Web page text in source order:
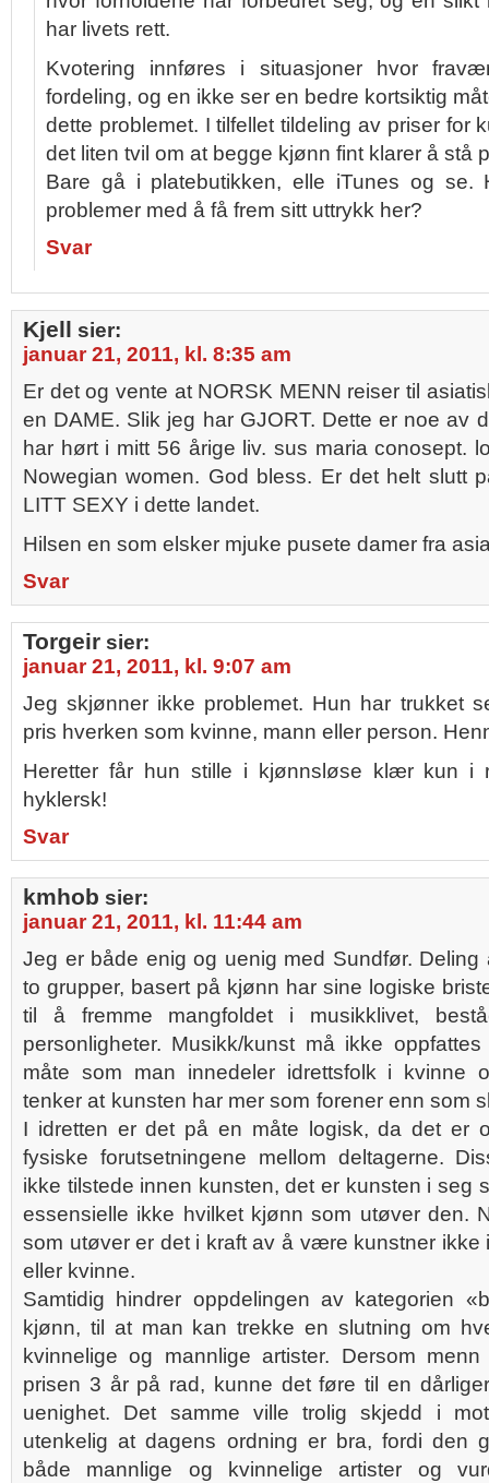
har livets rett.
Kvotering innføres i situasjoner hvor
fordeling, og en ikke ser en bedre kortsiktig
dette problemet. I tilfellet tildeling av priser for
det liten tvil om at begge kjønn fint klarer å stå
Bare gå i platebutikken, elle iTunes og se.
problemer med å få frem sitt uttrykk her?
Svar
Kjell sier:
januar 21, 2011, kl. 8:35 am
Er det og vente at NORSK MENN reiser til
en DAME. Slik jeg har GJORT. Dette er noe av
har hørt i mitt 56 årige liv. sus maria conosept.
Nowegian women. God bless. Er det helt slutt
LITT SEXY i dette landet.
Hilsen en som elsker mjuke pusete damer fra
Svar
Torgeir sier:
januar 21, 2011, kl. 9:07 am
Jeg skjønner ikke problemet. Hun har trukket
pris hverken som kvinne, mann eller person.
Heretter får hun stille i kjønnsløse klær kun
hyklersk!
Svar
kmhob sier:
januar 21, 2011, kl. 11:44 am
Jeg er både enig og uenig med Sundfør. Deling
to grupper, basert på kjønn har sine logiske
til å fremme mangfoldet i musikklivet,
personligheter. Musikk/kunst må ikke
måte som man innedeler idrettsfolk i kvinne
tenker at kunsten har mer som forener enn som
I idretten er det på en måte logisk, da det er
fysiske forutsetningene mellom deltagerne.
ikke tilstede innen kunsten, det er kunsten i seg
essensielle ikke hvilket kjønn som utøver den.
som utøver er det i kraft av å være kunstner
eller kvinne.
Samtidig hindrer oppdelingen av kategorien
kjønn, til at man kan trekke en slutning om
kvinnelige og mannlige artister. Dersom
prisen 3 år på rad, kunne det føre til en
uenighet. Det samme ville trolig skjedd i
utenkelig at dagens ordning er bra, fordi den
både mannlige og kvinnelige artister og